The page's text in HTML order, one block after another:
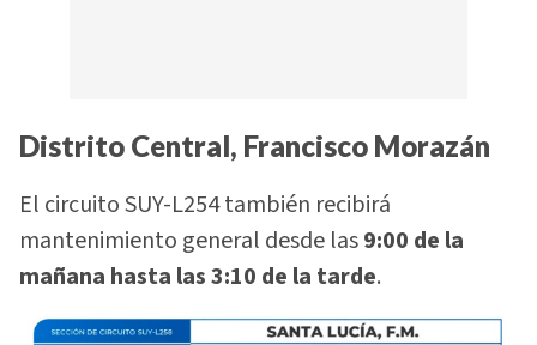
Distrito Central, Francisco Morazán
El circuito SUY-L254 también recibirá
mantenimiento general desde las9:00 de la
mañana hasta las 3:10 de la tarde.